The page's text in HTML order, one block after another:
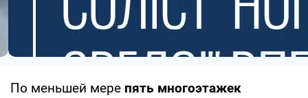
По меньшей мере пять многоэтажек